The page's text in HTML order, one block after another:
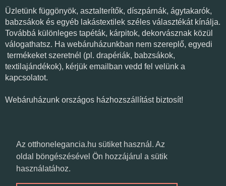
Az otthonelegancia.hu sütiket használ. Az
oldal böngészésével Ön hozzájárul a sütik
használatához.
Üzletünk függönyök, asztalterítők, díszpárnák, ágytakarók,
babzsákok és egyéb lakástextilek széles választékát kínálja.
Továbbá különleges tapéták, kárpitok, dekorvásznak közül
válogathatsz. Ha webáruházunkban nem szereplő, egyedi
termékeket szeretnél (pl. drapériák, babzsákok,
textilajándékok), kérjük emailban vedd fel velünk a
kapcsolatot.
Webáruházunk országos házhozszállítást biztosít!
Textilvarázs
Csongrád, Fő út 11-17.